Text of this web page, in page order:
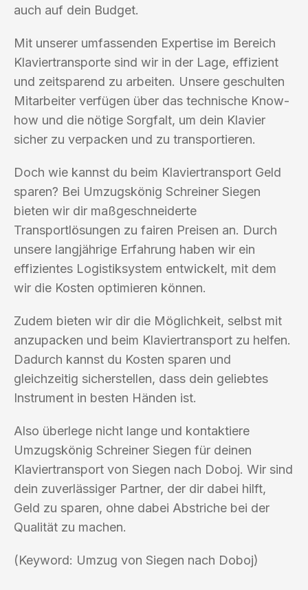
auch auf dein Budget.
Mit unserer umfassenden Expertise im Bereich
Klaviertransporte sind wir in der Lage, effizient
und zeitsparend zu arbeiten. Unsere geschulten
Mitarbeiter verfügen über das technische Know-
how und die nötige Sorgfalt, um dein Klavier
sicher zu verpacken und zu transportieren.
Doch wie kannst du beim Klaviertransport Geld
sparen? Bei Umzugskönig Schreiner Siegen
bieten wir dir maßgeschneiderte
Transportlösungen zu fairen Preisen an. Durch
unsere langjährige Erfahrung haben wir ein
effizientes Logistiksystem entwickelt, mit dem
wir die Kosten optimieren können.
Zudem bieten wir dir die Möglichkeit, selbst mit
anzupacken und beim Klaviertransport zu helfen.
Dadurch kannst du Kosten sparen und
gleichzeitig sicherstellen, dass dein geliebtes
Instrument in besten Händen ist.
Also überlege nicht lange und kontaktiere
Umzugskönig Schreiner Siegen für deinen
Klaviertransport von Siegen nach Doboj. Wir sind
dein zuverlässiger Partner, der dir dabei hilft,
Geld zu sparen, ohne dabei Abstriche bei der
Qualität zu machen.
(Keyword: Umzug von Siegen nach Doboj)